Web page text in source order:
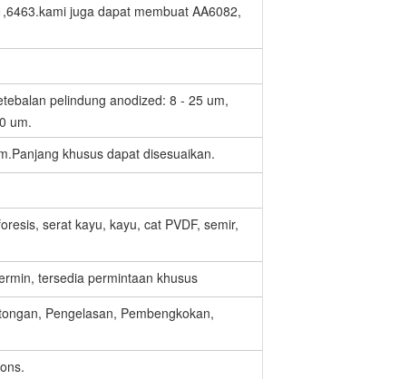
juga dapat membuat AA6082,
pelindung anodized: 8 - 25 um,
um.
khusus dapat disesuaikan.
serat kayu, kayu, cat PVDF, semir,
tersedia permintaan khusus
Pengelasan, Pembengkokan,